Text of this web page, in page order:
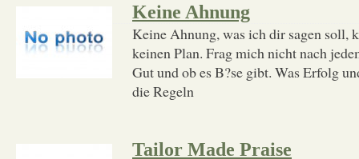
Keine Ahnung
Keine Ahnung, was ich dir sagen soll,
keinen Plan. Frag mich nicht nach
Gut und ob es B?se gibt. Was Erfolg
die Regeln
Tailor Made Praise